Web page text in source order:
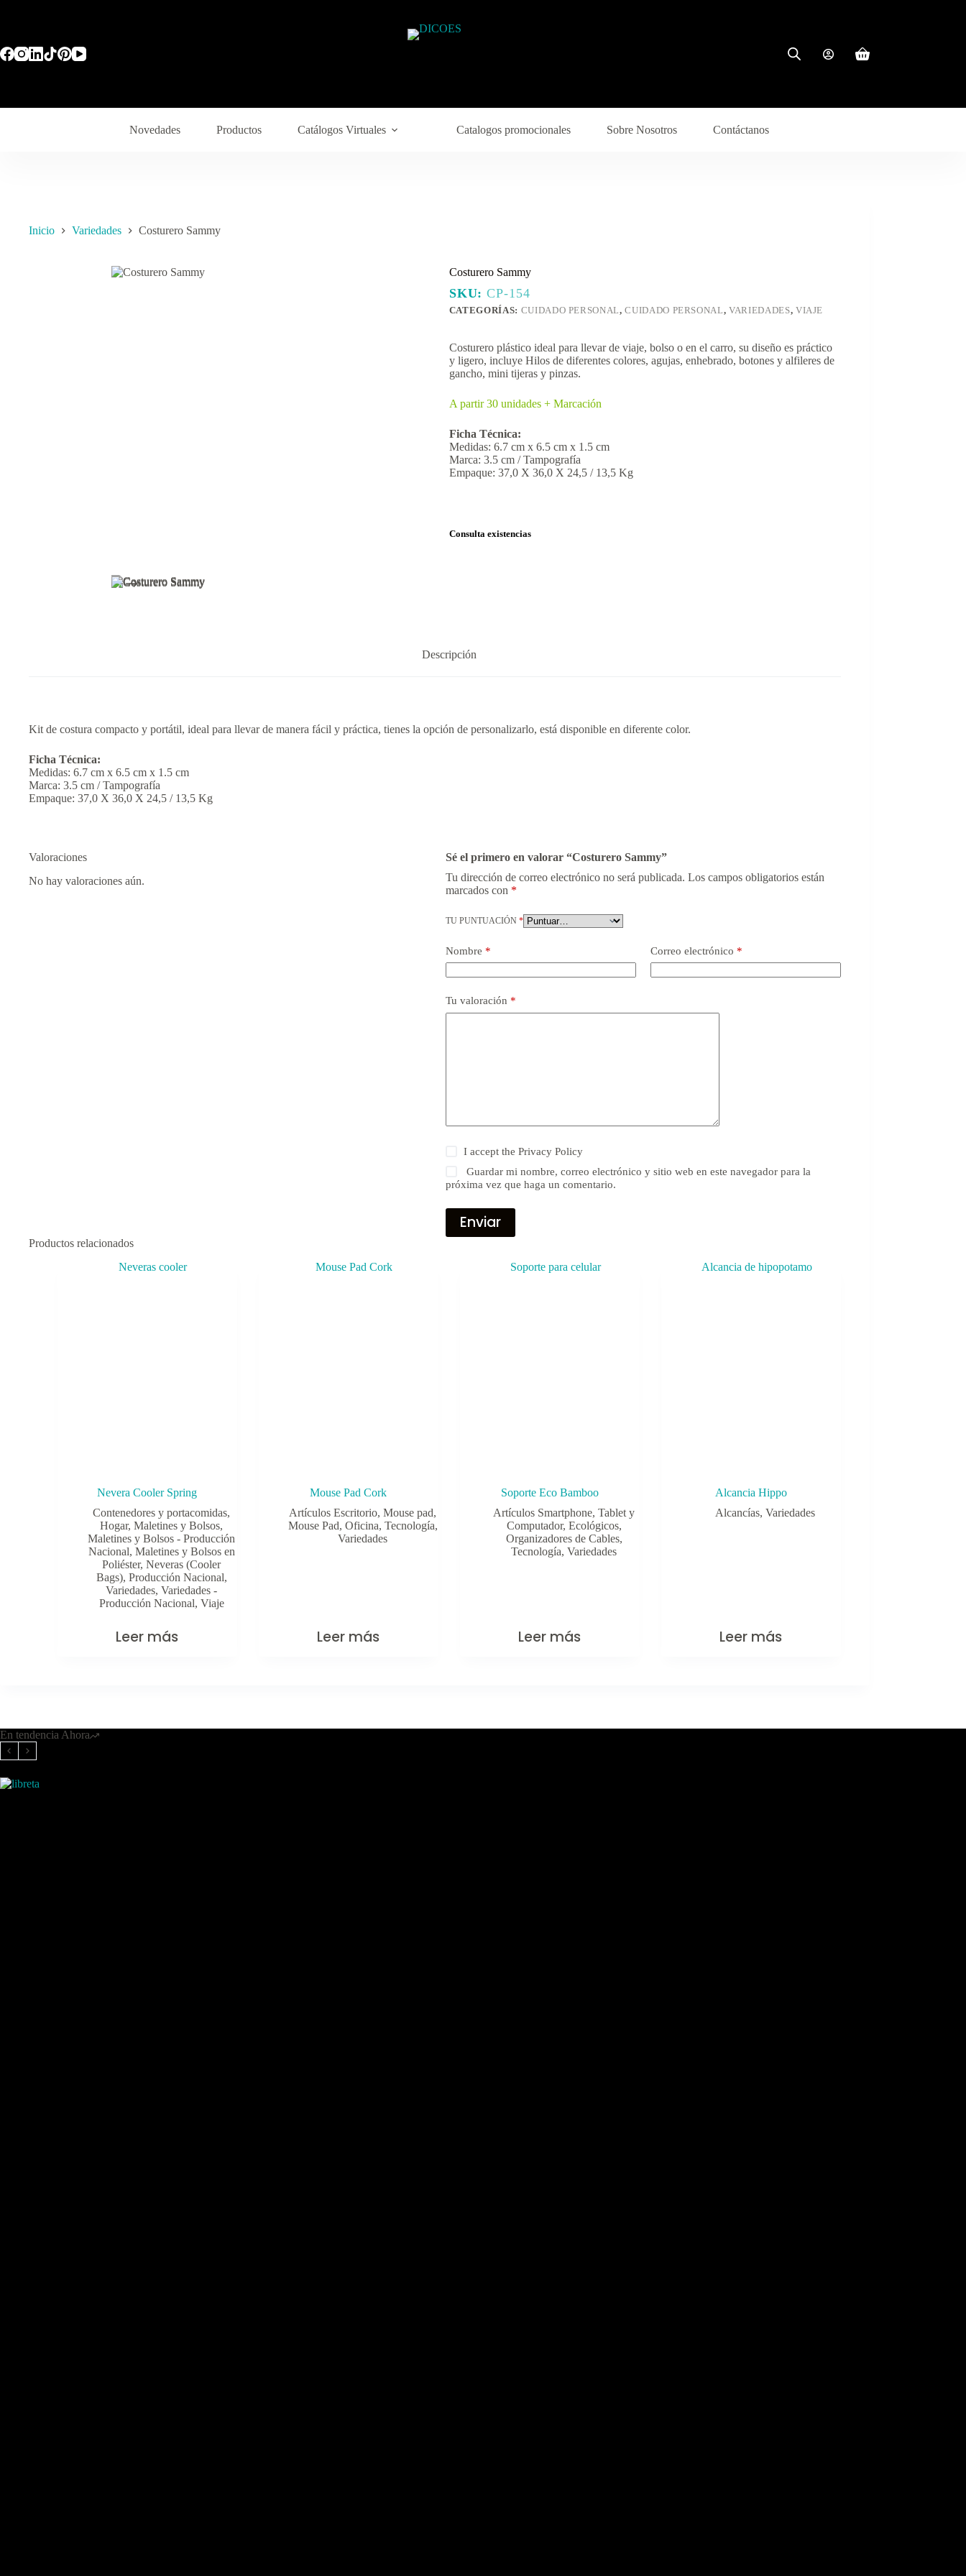
Carro
Novedades Productos Catálogos Virtuales Catalogos promocionales Sobre Nosotros Contáctanos
Inicio Variedades Costurero Sammy
Costurero Sammy
SKU:CP-154
CATEGORÍAS: CUIDADO PERSONAL,CUIDADO PERSONAL,VARIEDADES, VIAJE
Costurero plástico ideal para llevar de viaje, bolso o en el carro, su diseño es práctico
y ligero, incluye Hilos de diferentes colores, agujas, enhebrado, botones y alfileres de
gancho, mini tijeras y pinzas.
A partir 30 unidades + Marcación
Ficha Técnica:
Medidas: 6.7 cm x 6.5 cm x 1.5 cm
Marca: 3.5 cm / Tampografía
Empaque: 37,0 X 36,0 X 24,5 / 13,5 Kg
Consulta existencias
Descripción
Kit de costura compacto y portátil, ideal para llevar de manera fácil y práctica, tienes la opción de personalizarlo, está disponible en diferente color.
Ficha Técnica:
Medidas: 6.7 cm x 6.5 cm x 1.5 cm
Marca: 3.5 cm / Tampografía
Empaque: 37,0 X 36,0 X 24,5 / 13,5 Kg
Valoraciones
No hay valoraciones aún.
Sé el primero en valorar “Costurero Sammy”
Tu dirección de correo electrónico no será publicada. Los campos obligatorios están
marcados con *
TU PUNTUACIÓN *
Nombre * Correo electrónico *
Tu valoración *
I accept the Privacy Policy
Guardar mi nombre, correo electrónico y sitio web en este navegador para la
próxima vez que haga un comentario.
Enviar
Productos relacionados
Nevera Cooler Spring
Contenedores y portacomidas,
Hogar,Maletines y Bolsos,
Maletines y Bolsos - Producción
Nacional, Maletines y Bolsos en
Poliéster,Neveras (Cooler
Bags), Producción Nacional,
Variedades,Variedades -
Producción Nacional, Viaje
Leer más
Mouse Pad Cork
Artículos Escritorio,Mouse pad,
Mouse Pad, Oficina, Tecnología,
Variedades
Leer más
Soporte Eco Bamboo
Artículos Smartphone, Tablet y
Computador, Ecológicos,
Organizadores de Cables,
Tecnología,Variedades
Leer más
Alcancia Hippo
Alcancías,Variedades
Leer más
En tendencia Ahora